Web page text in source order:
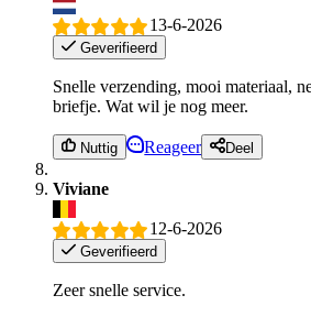
13-6-2026
Geverifieerd
Snelle verzending, mooi materiaal,
briefje. Wat wil je nog meer.
Nuttig Reageer Deel
Viviane
12-6-2026
Geverifieerd
Zeer snelle service.